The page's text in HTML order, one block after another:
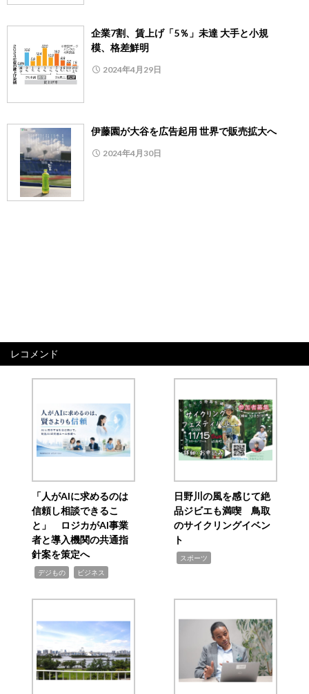
企業7割、賃上げ「5％」未達 大手と小規
模、格差鮮明
2024年4月29日
伊藤園が大谷を広告起用 世界で販売拡大へ
2024年4月30日
レコメンド
「人がAIに求めるのは
信頼し相談できるこ
と」 ロジカがAI事業
者と導入機関の共通指
針案を策定へ
デジもの ビジネス
日野川の風を感じて絶
品ジビエも満喫 鳥取
のサイクリングイベン
ト
スポーツ